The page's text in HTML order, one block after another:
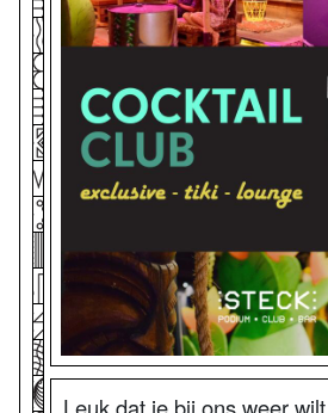
Leuk dat je bij ons weer